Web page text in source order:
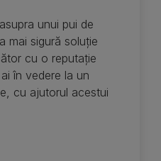
unui pui de
mai sigură soluţie
cu o reputaţie
în vedere la un
cu ajutorul acestui